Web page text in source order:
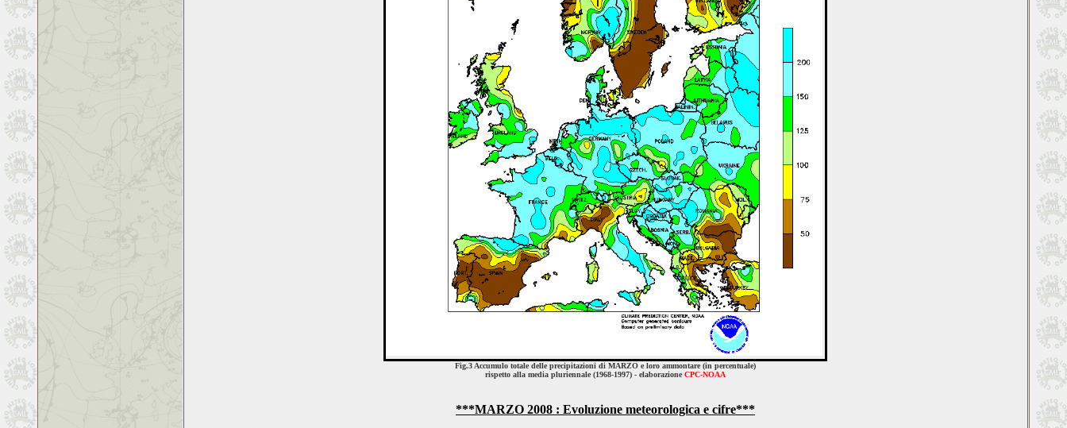
Fig.3 Accumulo totale delle precipitazioni di MARZO e loro ammontare (in percentuale)
rispetto alla media pluriennale (1968-1997) - elaborazione CPC-NOAA
***MARZO 2008 : Evoluzione meteorologica e cifre***